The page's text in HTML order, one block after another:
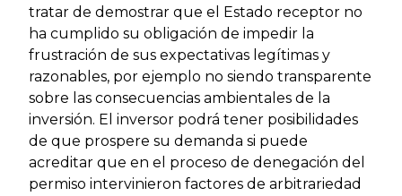
tratar de demostrar que el Estado receptor no
ha cumplido su obligación de impedir la
frustración de sus expectativas legítimas y
razonables, por ejemplo no siendo transparente
sobre las consecuencias ambientales de la
inversión. El inversor podrá tener posibilidades
de que prospere su demanda si puede
acreditar que en el proceso de denegación del
permiso intervinieron factores de arbitrariedad